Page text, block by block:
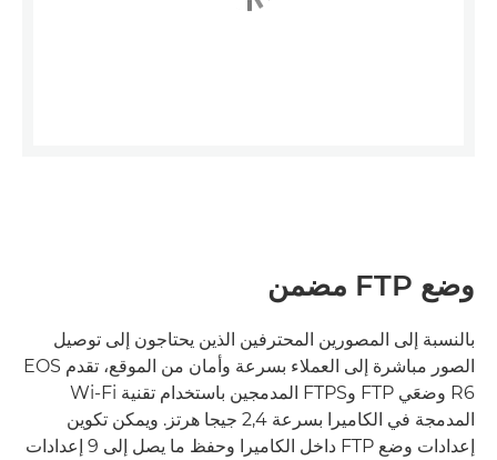
وضع FTP مضمن
بالنسبة إلى المصورين المحترفين الذين يحتاجون إلى توصيل
الصور مباشرة إلى العملاء بسرعة وأمان من الموقع، تقدم EOS
R6 وضعَي FTP وFTPS المدمجين باستخدام تقنية Wi-Fi
المدمجة في الكاميرا بسرعة 2,4 جيجا هرتز. ويمكن تكوين
إعدادات وضع FTP داخل الكاميرا وحفظ ما يصل إلى 9 إعدادات